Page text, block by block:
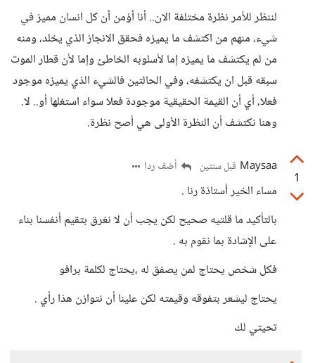
لننظر للأمر نظرة مختلفة الان.. أنا أؤمن أن كل انسان مميز في
شيء، منهم من اكتشف ما يميزه فحقق الانجاز الذي يخلد، ومنه
من لم يكتشف ما يميزه إما لأسلوبه الخاطئ وإما لأن قطار الموت
سبقه قبل ان يكتشفه، وفي الحالتين فالشيء الذي يميزه موجود
فعلا، أي أن القيمة الحقيقية موجودة فعلا سواء استغلها أو.. لا.
وهنا نكتشف أن النظرة الأولى هي أصح نظرة.
1
Maysaa قبل سنتين أضف ردا
مساء الخير أستاذة رنا .
بالتأكيد ما قلتيه صحيح لكن يجب أن لا نغرق بتقيم أنفسنا بناء
على الإشادة بما نقوم به .
فكل شخص يحتاج لمن يصفق له ،يحتاج لكلمة برافو
يحتاج ليشعر بتفوقه وقيمته لكن علينا أن نتوازن هذا رأي .
تحيتي لك